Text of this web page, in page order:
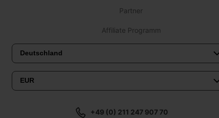
Partner
Affiliate Programm
+49 (0) 211 247 907 70